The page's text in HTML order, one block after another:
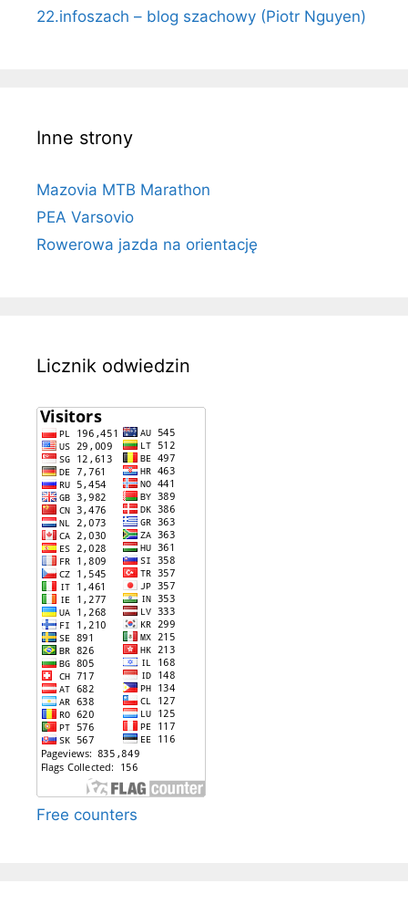
22.infoszach – blog szachowy (Piotr Nguyen)
Inne strony
Mazovia MTB Marathon
PEA Varsovio
Rowerowa jazda na orientację
Licznik odwiedzin
Free counters